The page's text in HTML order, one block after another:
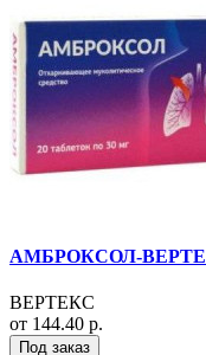
АМБРОКСОЛ-ВЕРТЕ
ВЕРТЕКС
от 144.40 р.
Под заказ